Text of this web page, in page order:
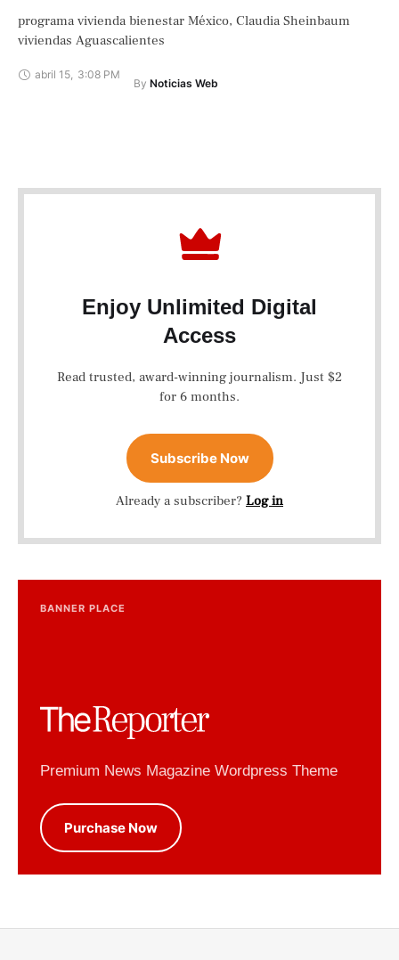
programa vivienda bienestar México, Claudia Sheinbaum
viviendas Aguascalientes
abril 15, 3:08 PM
By Noticias Web
Enjoy Unlimited Digital
Access
Read trusted, award-winning journalism. Just $2
for 6 months.
Subscribe Now
Already a subscriber? Log in
BANNER PLACE
Premium News Magazine Wordpress Theme
Purchase Now